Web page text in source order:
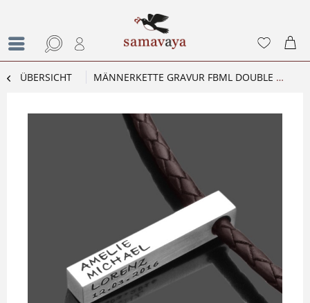
ÜBERSICHT MÄNNERKETTE GRAVUR FBML DOUBLE BROWN 925 SILBER HERRENKETTE LEDER